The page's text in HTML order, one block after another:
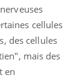
cellules
des cellules
mais des
en